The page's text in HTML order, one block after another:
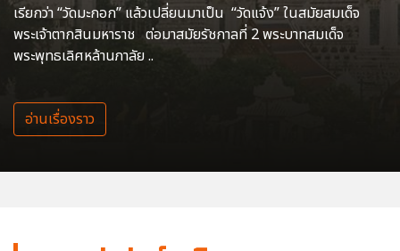
เรียกว่า “วัดมะกอก” แล้วเปลี่ยนมาเป็น “วัดแจ้ง” ในสมัยสมเด็จ
พระเจ้าตากสินมหาราช ต่อมาสมัยรัชกาลที่ 2 พระบาทสมเด็จ
พระพุทธเลิศหล้านภาลัย ..
อ่านเรื่องราว